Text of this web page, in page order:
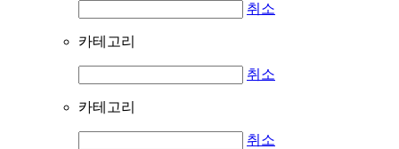
취소
카테고리
취소
카테고리
취소